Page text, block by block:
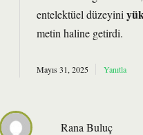
entelektüel düzeyini
metin haline getirdi.
Mayıs 31, 2025 Yanıtla
Rana Buluç